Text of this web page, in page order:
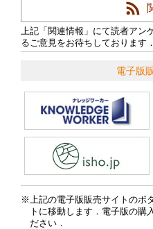
上記「関連情報」にて読者ア
るご意見をお待ちしております．
電子版
上記の電子版販売サイトのボ
トに移動します．電子版の購
ださい．